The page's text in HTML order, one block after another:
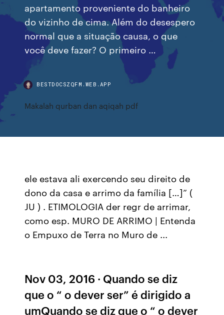
apartamento proveniente do banheiro
do vizinho de cima. Além do desespero
normal que a situação causa, o que
você deve fazer? O primeiro …
BESTDOCSZQFM.WEB.APP
Makalah qurban dan aqiqah pdf
ele estava ali exercendo seu direito de
dono da casa e arrimo da família […]” (
JU ) . ETIMOLOGIA der regr de arrimar,
como esp. MURO DE ARRIMO | Entenda
o Empuxo de Terra no Muro de ...
Nov 03, 2016 · Quando se diz
que o “ o dever ser” é dirigido a
umQuando se diz que o “ o dever